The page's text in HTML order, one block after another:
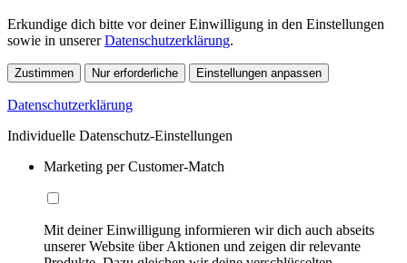
Erkundige dich bitte vor deiner Einwilligung in den Einstellungen
sowie in unsererDatenschutzerklärung.
Zustimmen Nur erforderliche Einstellungen anpassen
Datenschutzerklärung
Individuelle Datenschutz-Einstellungen
Marketing per Customer-Match
Mit deiner Einwilligung informieren wir dich auch abseits
unserer Website über Aktionen und zeigen dir relevante